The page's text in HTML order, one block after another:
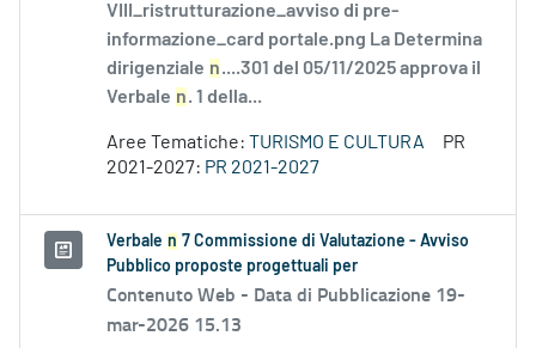
VIII_ristrutturazione_avviso di pre-
informazione_card portale.png La Determina
dirigenziale n....301 del 05/11/2025 approva il
Verbale n. 1 della...
Aree Tematiche: TURISMO E CULTURA
PR
2021-2027: PR 2021-2027
Verbale n 7 Commissione di Valutazione - Avviso
Pubblico proposte progettuali per
Contenuto Web - Data di Pubblicazione 19-
mar-2026 15.13